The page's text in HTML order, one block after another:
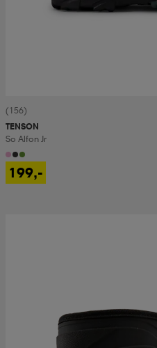
(156)
TENSON
So Alfon Jr
199,-